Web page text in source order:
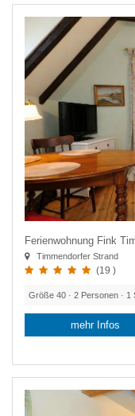
Ferienwohnung Fink
Timmendorfer Strand
(19 )
Größe 40 · 2 Personen · 1
mehr Infos